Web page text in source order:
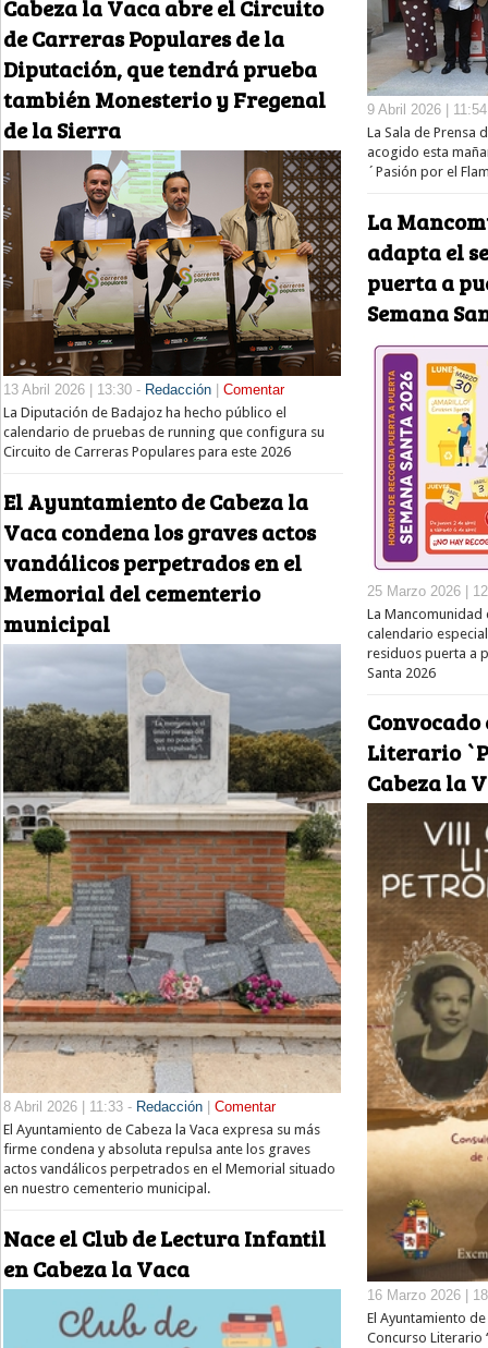
Cabeza la Vaca abre el Circuito
de Carreras Populares de la
Diputación, que tendrá prueba
también Monesterio y Fregenal
de la Sierra
13 Abril 2026 | 13:30 - Redacción
Comentar
La Diputación de Badajoz ha hecho público el
calendario de pruebas de running que configura su
Circuito de Carreras Populares para este 2026
El Ayuntamiento de Cabeza la
Vaca condena los graves actos
vandálicos perpetrados en el
Memorial del cementerio
municipal
8 Abril 2026 | 11:33 - Redacción
Comentar
El Ayuntamiento de Cabeza la Vaca expresa su más
firme condena y absoluta repulsa ante los graves
actos vandálicos perpetrados en el Memorial situado
en nuestro cementerio municipal.
Nace el Club de Lectura Infantil
en Cabeza la Vaca
9 Abril 2026 |
La Sala de Prensa
acogido esta
´Pasión por el
La
adapta el
puerta a
Semana
25 Marzo 2026 |
La Mancomunidad
calendario
residuos puerta a
Santa 2026
Literario
Cabeza la
16 Marzo 2026 |
El Ayuntamiento
Concurso Literario